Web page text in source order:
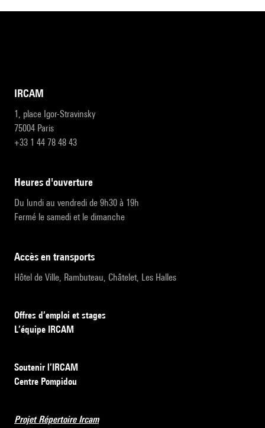
IRCAM
1, place Igor-Stravinsky
75004 Paris
+33 1 44 78 48 43
heures d'ouverture
Du lundi au vendredi de 9h30 à 19h
Fermé le samedi et le dimanche
accès en transports
Hôtel de Ville, Rambuteau, Châtelet, Les Halles
Offres d’emploi et stages
L’équipe IRCAM
Soutenir l’IRCAM
Centre Pompidou
Projet Répertoire Ircam